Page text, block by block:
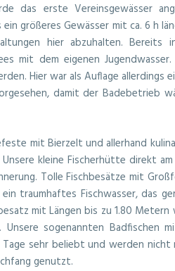
das erste Vereinsgewässer
größeres Gewässer mit ca. 6 h
hier abzuhalten.
mit dem eigenen
Hier war als Auflage allerdings
damit der Badebetrieb
mit Bierzelt und allerhand
kleine Fischerhütte direkt
Tolle Fischbesätze mit
traumhaftes Fischwasser, das
mit Längen bis zu 1.80
sogenannten Badfischen
sehr beliebt und werden
genutzt.